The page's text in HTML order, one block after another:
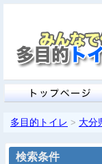
多目的トイレ > 大分
検索条件